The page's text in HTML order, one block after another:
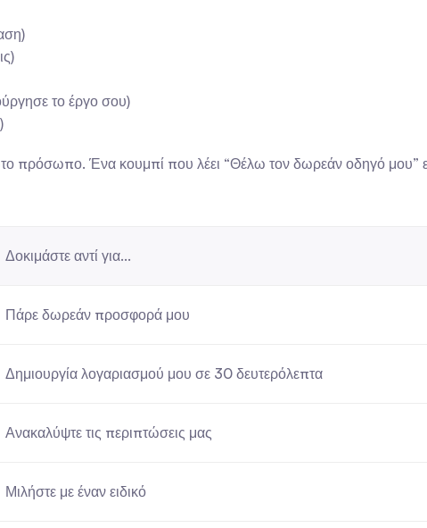
το έργο σου)
πρόσωπο. Ένα κουμπί που λέει “Θέλω τον δωρεάν οδηγό μου”
Δοκιμάστε αντί για...
Πάρε δωρεάν προσφορά μου
Δημιουργία λογαριασμού μου σε 30 δευτερόλεπτα
Ανακαλύψτε τις περιπτώσεις μας
Μιλήστε με έναν ειδικό